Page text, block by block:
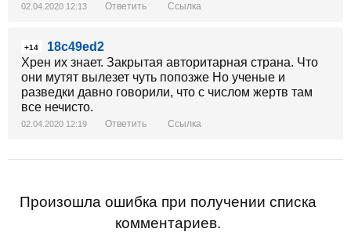
02.04.2020 12:13 Ответить Ссылка
+14
18c49ed2
Хрен их знает. Закрытая авторитарная страна. Что
они мутят вылезет чуть попозже Но ученые и
разведки давно говорили, что с числом жертв там
все нечисто.
02.04.2020 12:19 Ответить Ссылка
Произошла ошибка при получении списка
комментариев.